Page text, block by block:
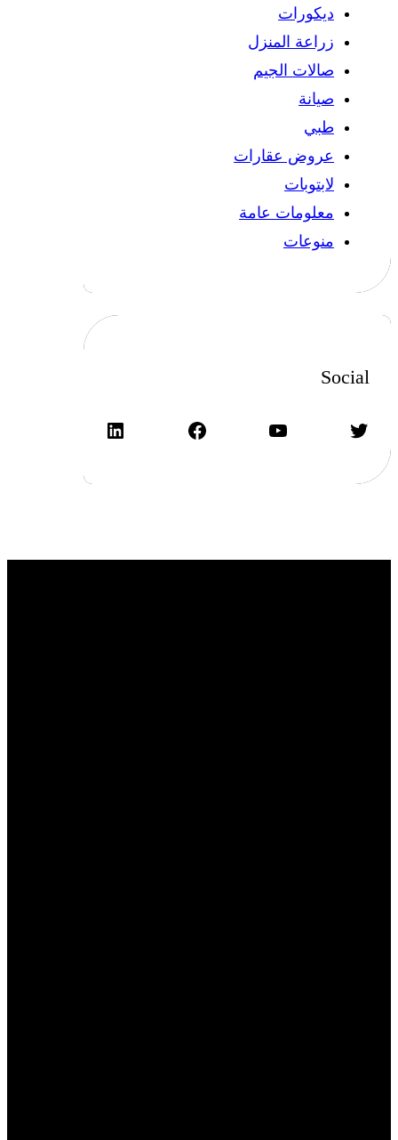
ديكورات
زراعة المنزل
صالات الجيم
صيانة
طبي
عروض عقارات
لابتوبات
معلومات عامة
منوعات
Social
تويتر يوتيوب فيسبوك لينكد إن